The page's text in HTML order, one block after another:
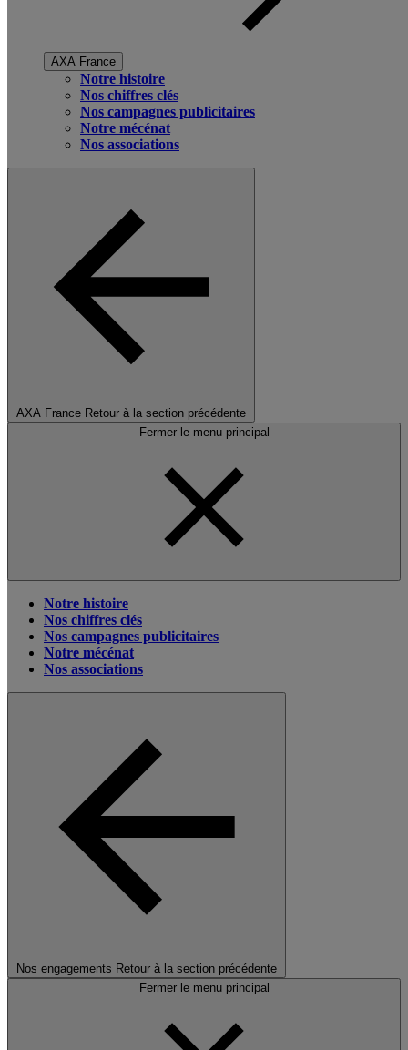
AXA France
Notre histoire
Nos chiffres clés
Nos campagnes publicitaires
Notre mécénat
Nos associations
AXA France Retour à la section précédente
Fermer le menu principal
Notre histoire
Nos chiffres clés
Nos campagnes publicitaires
Notre mécénat
Nos associations
Nos engagements Retour à la section précédente
Fermer le menu principal